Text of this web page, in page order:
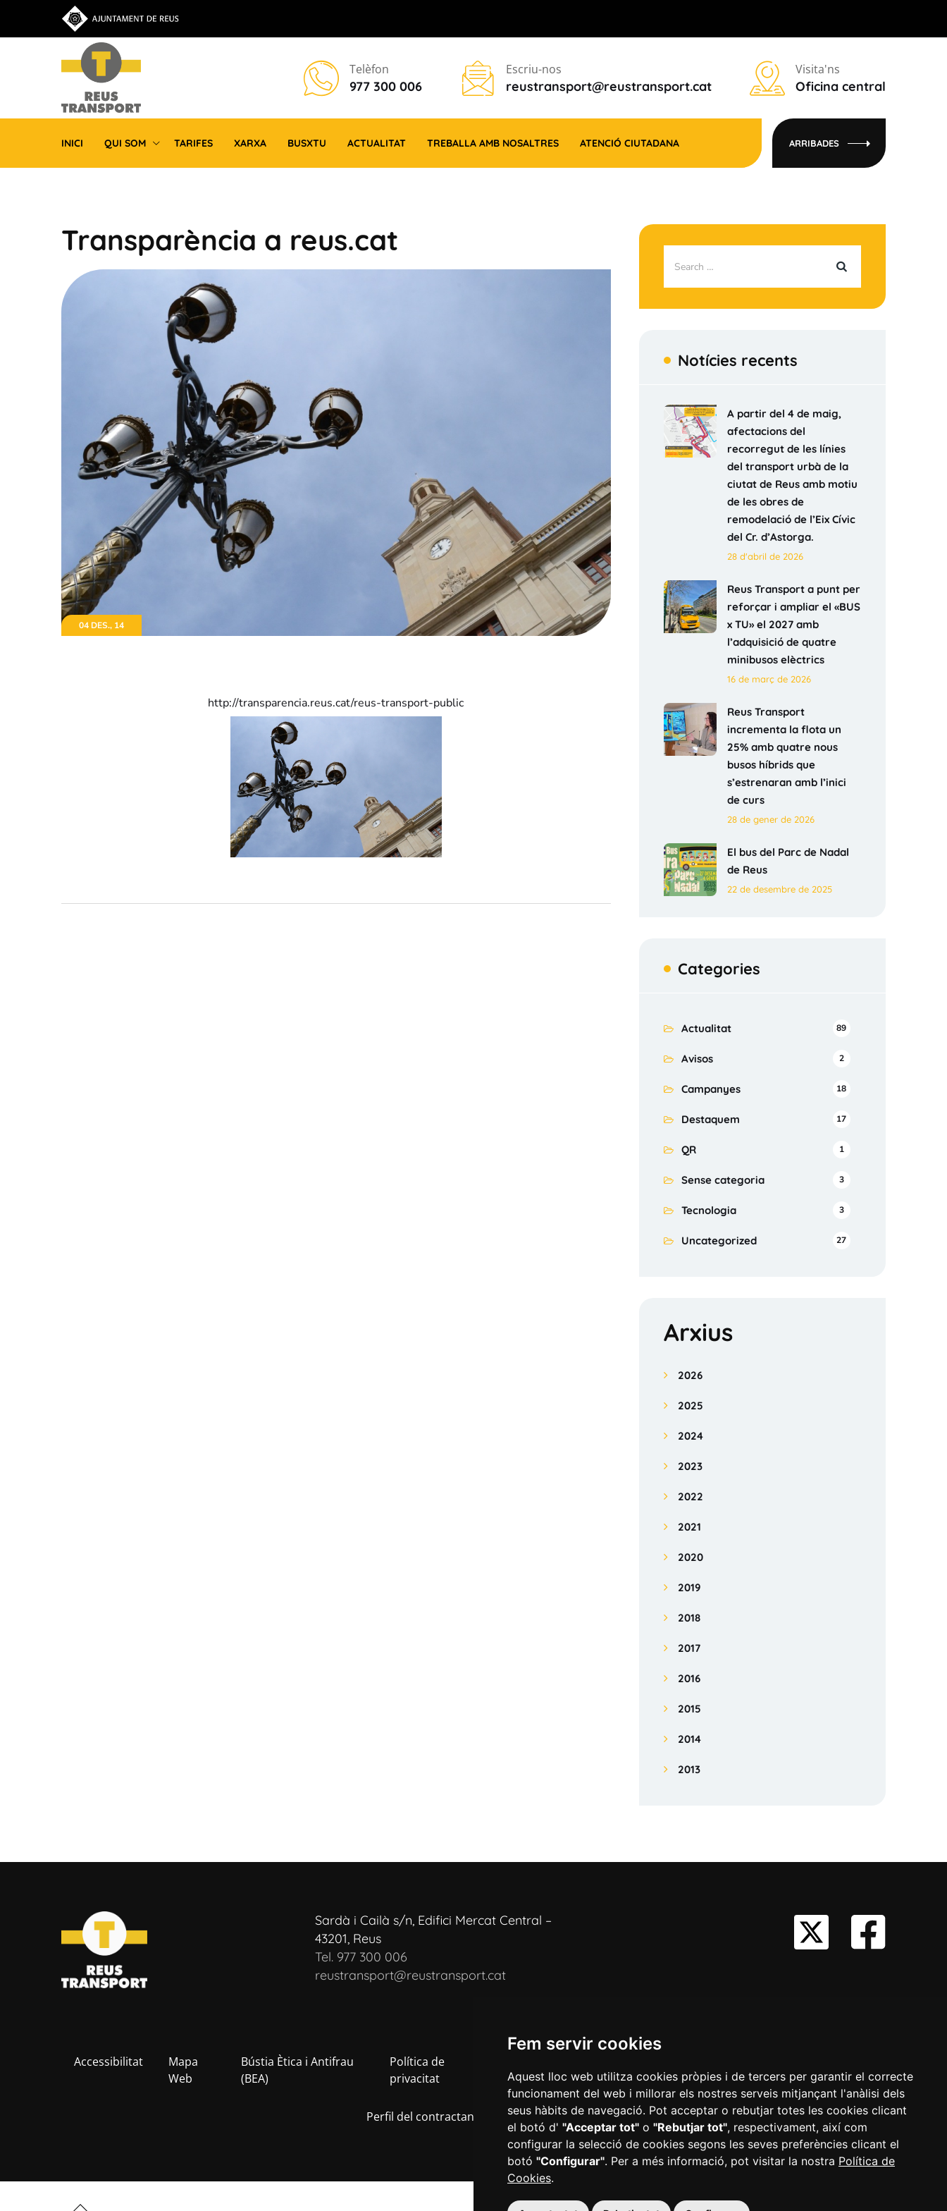
Fem servir cookies
Aquest lloc web utilitza cookies pròpies i de tercers per garantir el correcte
funcionament del web i millorar els nostres serveis mitjançant l'anàlisi dels
seus hàbits de navegació. Pot acceptar o rebutjar totes les cookies clicant
el botó d' "Acceptar tot" o "Rebutjar tot", respectivament, així com
configurar la selecció de cookies segons les seves preferències clicant el
botó "Configurar". Per a més informació, pot visitar la nostra Política de
Cookies.
Telèfon
977 300 006
Escriu-nos
reustransport@reustransport.cat
Visita'ns
Oficina central
INICI QUI SOM TARIFES XARXA BUSXTU ACTUALITAT TREBALLA AMB NOSALTRES ATENCIÓ CIUTADANA ARRIBADES
Transparència a reus.cat
04 DES., 14
http://transparencia.reus.cat/reus-transport-public
Notícies recents
A partir del 4 de maig,
afectacions del
recorregut de les línies
del transport urbà de la
ciutat de Reus amb motiu
de les obres de
remodelació de l’Eix Cívic
del Cr. d’Astorga.
28 d'abril de 2026
Reus Transport a punt per
reforçar i ampliar el «BUS
x TU» el 2027 amb
l’adquisició de quatre
minibusos elèctrics
16 de març de 2026
Reus Transport
incrementa la flota un
25% amb quatre nous
busos híbrids que
s’estrenaran amb l’inici
de curs
28 de gener de 2026
El bus del Parc de Nadal
de Reus
22 de desembre de 2025
Categories
Actualitat 89
Avisos 2
Campanyes 18
Destaquem 17
QR 1
Sense categoria 3
Tecnologia 3
Uncategorized 27
Arxius
2026
2025
2024
2023
2022
2021
2020
2019
2018
2017
2016
2015
2014
2013
Sardà i Cailà s/n, Edifici Mercat Central –
43201, Reus
Tel. 977 300 006
reustransport@reustransport.cat
Accessibilitat
Mapa
Web
Bústia Ètica i Antifrau
(BEA)
Política de
privacitat
cookies
Legal
RGPD
cookies
Perfil del contractant Transparència